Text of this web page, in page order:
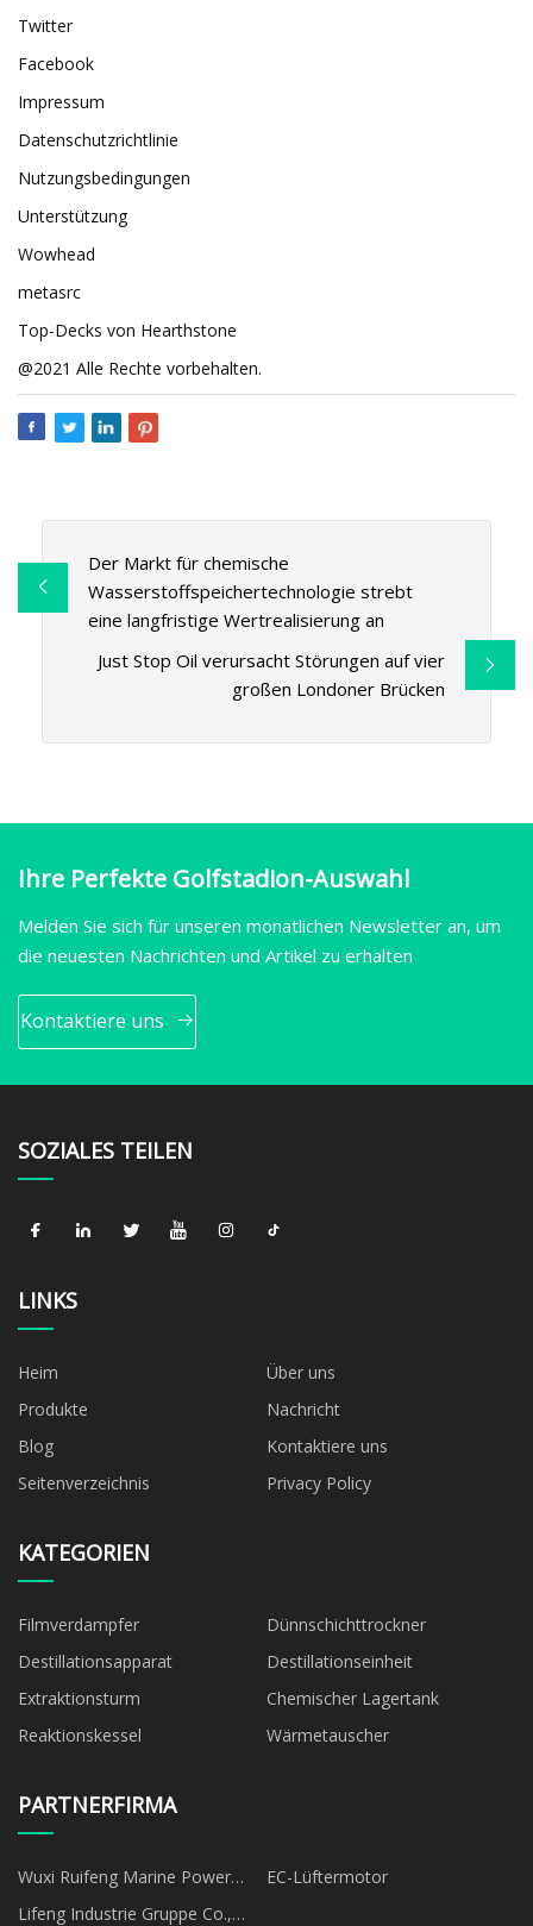
Twitter
Facebook
Impressum
Datenschutzrichtlinie
Nutzungsbedingungen
Unterstützung
Wowhead
metasrc
Top-Decks von Hearthstone
@2021 Alle Rechte vorbehalten.
Der Markt für chemische
Wasserstoffspeichertechnologie strebt
eine langfristige Wertrealisierung an
Just Stop Oil verursacht Störungen auf vier
großen Londoner Brücken
Ihre Perfekte Golfstadion-Auswahl
Melden Sie sich für unseren monatlichen Newsletter an, um
die neuesten Nachrichten und Artikel zu erhalten
Kontaktiere uns
SOZIALES TEILEN
LINKS
Heim
Über uns
Produkte
Nachricht
Blog
Kontaktiere uns
Seitenverzeichnis
Privacy Policy
KATEGORIEN
Filmverdampfer
Dünnschichttrockner
Destillationsapparat
Destillationseinheit
Extraktionsturm
Chemischer Lagertank
Reaktionskessel
Wärmetauscher
PARTNERFIRMA
Wuxi Ruifeng Marine Power
System Co., Ltd.
EC-Lüftermotor
Lifeng Industrie Gruppe Co.,